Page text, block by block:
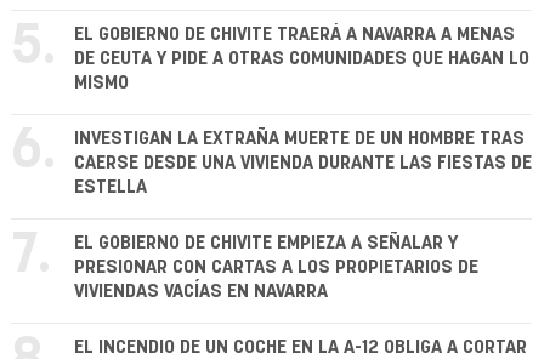
5.
EL GOBIERNO DE CHIVITE TRAERÁ A NAVARRA A MENAS
DE CEUTA Y PIDE A OTRAS COMUNIDADES QUE HAGAN LO
MISMO
6.
INVESTIGAN LA EXTRAÑA MUERTE DE UN HOMBRE TRAS
CAERSE DESDE UNA VIVIENDA DURANTE LAS FIESTAS DE
ESTELLA
7.
EL GOBIERNO DE CHIVITE EMPIEZA A SEÑALAR Y
PRESIONAR CON CARTAS A LOS PROPIETARIOS DE
VIVIENDAS VACÍAS EN NAVARRA
EL INCENDIO DE UN COCHE EN LA A-12 OBLIGA A CORTAR